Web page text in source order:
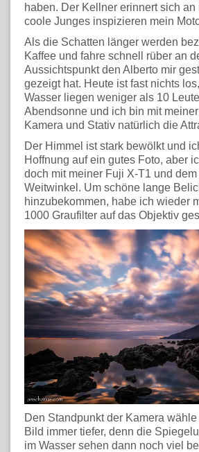
haben. Der Kellner erinnert sich
coole Junges inspizieren mein
Als die Schatten länger werden
Kaffee und fahre schnell rüber an
Aussichtspunkt den Alberto mir
gezeigt hat. Heute ist fast nichts
Wasser liegen weniger als 10
Abendsonne und ich bin mit
Kamera und Stativ natürlich die
Der Himmel ist stark bewölkt und
Hoffnung auf ein gutes Foto, aber
doch mit meiner Fuji X-T1 und
Weitwinkel. Um schöne lange
hinzubekommen, habe ich wieder
1000 Graufilter auf das Objektiv
Den Standpunkt der Kamera
Bild immer tiefer, denn die
im Wasser sehen dann noch viel